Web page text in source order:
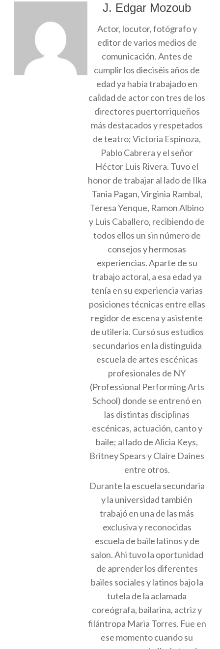
J. Edgar Mozoub
Actor, locutor, fotógrafo y
editor de varios medios de
comunicación. Antes de
cumplir los dieciséis años de
edad ya había trabajado en
calidad de actor con tres de los
directores puertorriqueños
más destacados y respetados
de teatro; Victoria Espinoza,
Pablo Cabrera y el señor
Héctor Luis Rivera. Tuvo el
honor de trabajar al lado de Ilka
Tania Pagan, Virginia Rambal,
Teresa Yenque, Ramon Albino
y Luis Caballero, recibiendo de
todos ellos un sin número de
consejos y hermosas
experiencias. Aparte de su
trabajo actoral, a esa edad ya
tenía en su experiencia varias
posiciones técnicas entre ellas
regidor de escena y asistente
de utilería. Cursó sus estudios
secundarios en la distinguida
escuela de artes escénicas
profesionales de NY
(Professional Performing Arts
School) donde se entrenó en
las distintas disciplinas
escénicas, actuación, canto y
baile; al lado de Alicia Keys,
Britney Spears y Claire Daines
entre otros.
Durante la escuela secundaria
y la universidad también
trabajó en una de las más
exclusiva y reconocidas
escuela de baile latinos y de
salon. Ahi tuvo la oportunidad
de aprender los diferentes
bailes sociales y latinos bajo la
tutela de la aclamada
coreógrafa, bailarina, actriz y
filántropa Maria Torres. Fue en
ese momento cuando su